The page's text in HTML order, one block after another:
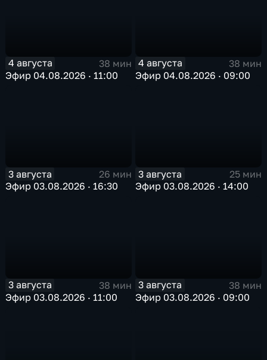
4 августа
38 мин
Эфир 04.08.2026 · 11:00
4 августа
38 мин
Эфир 04.08.2026 · 09:00
3 августа
26 мин
Эфир 03.08.2026 · 16:30
3 августа
25 мин
Эфир 03.08.2026 · 14:00
3 августа
38 мин
Эфир 03.08.2026 · 11:00
3 августа
38 мин
Эфир 03.08.2026 · 09:00